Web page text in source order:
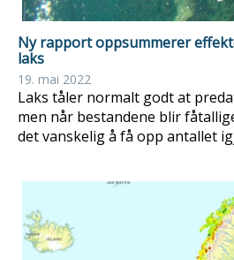
Ny rapport oppsummerer
laks
19. mai 2022
Laks tåler normalt godt at
men når bestandene blir
det vanskelig å få opp antallet